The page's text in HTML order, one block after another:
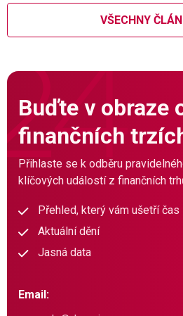
VŠECHNY
Buďte v obraze
finančních
Přihlaste se k odběru
klíčových událostí z finančních
Přehled, který vám ušetří čas
Aktuální dění
Jasná data
Email: